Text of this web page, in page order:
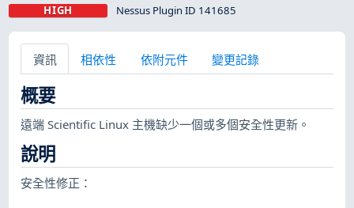
HIGH Nessus Plugin ID 141685
資訊 相依性 依附元件 變更記錄
概要
遠端 Scientific Linux 主機缺少一個或多個安全性更新。
說明
安全性修正：